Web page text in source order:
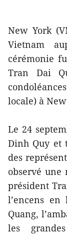
New York
Vietnam
cérémonie
Tran Dai
locale) à
Le 24
Dinh Quy et
des
observé
président
l’encens
Quang,
les